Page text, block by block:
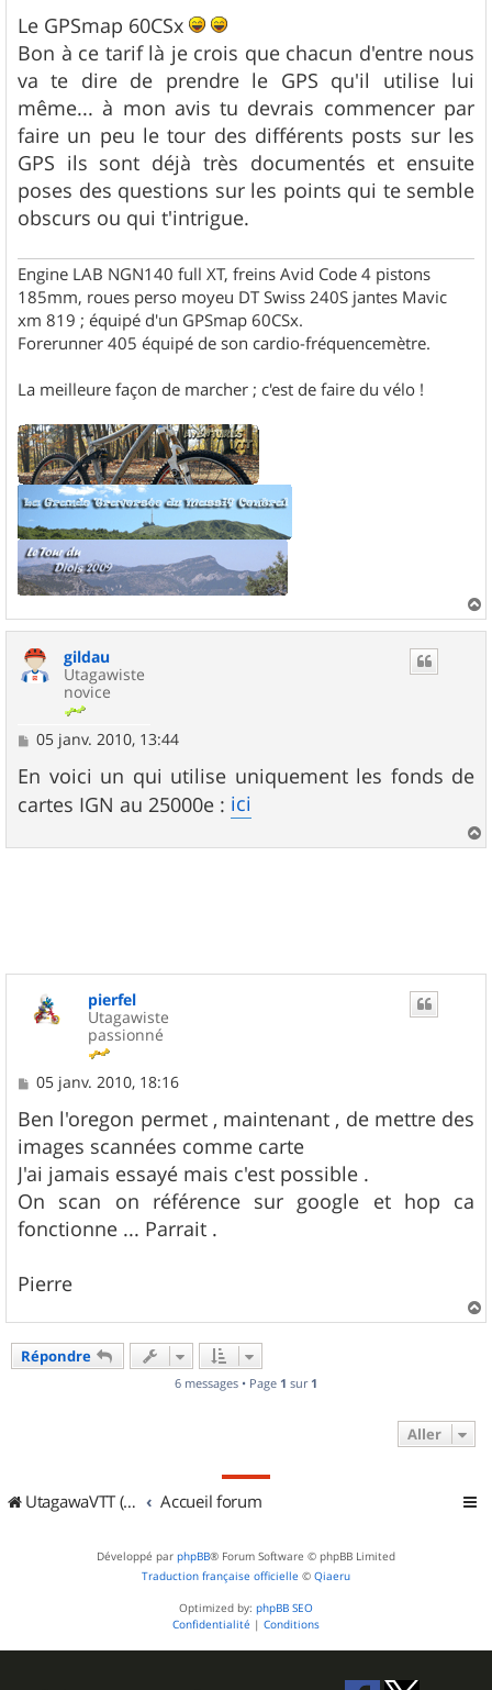
s
s
a
g
e
Le GPSmap 60CSx
Bon à ce tarif là je crois que chacun d'entre nous
va te dire de prendre le GPS qu'il utilise lui
même... à mon avis tu devrais commencer par
faire un peu le tour des différents posts sur les
GPS ils sont déjà très documentés et ensuite
poses des questions sur les points qui te semble
obscurs ou qui t'intrigue.
Engine LAB NGN140 full XT, freins Avid Code 4 pistons
185mm, roues perso moyeu DT Swiss 240S jantes Mavic
xm 819 ; équipé d'un GPSmap 60CSx.
Forerunner 405 équipé de son cardio-fréquencemètre.
La meilleure façon de marcher ; c'est de faire du vélo !
a
gildau
Utagawiste
novice
M
s
s
a
05 janv. 2010, 13:44
En voici un qui utilise uniquement les fonds de
cartes IGN au 25000e : ici
a
pierfel
Utagawiste
passionné
M
s
s
a
g
e
05 janv. 2010, 18:16
Ben l'oregon permet , maintenant , de mettre des
images scannées comme carte
J'ai jamais essayé mais c'est possible .
On scan on référence sur google et hop ca
fonctionne ... Parrait .
Pierre
a
Répondre
6 messages • Page 1 sur 1
Aller
UtagawaVTT (Randos VTT et VTTAE avec traces GPS) Accueil forum
Développé par phpBB® Forum Software © phpBB Limited
Traduction française officielle © Qiaeru
Optimized by: phpBB SEO
Confidentialité | Conditions